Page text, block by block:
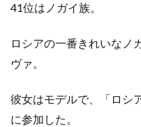
41位はノガイ族。
ロシアの一番きれいなノ
ヴァ。
彼女はモデルで、「ロシ
に参加した。